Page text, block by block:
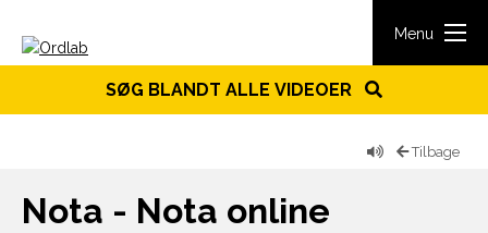
Menu
SØG BLANDT ALLE VIDEOER
Tilbage
Nota - Nota online